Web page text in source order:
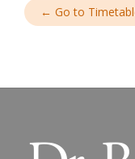
← Go to